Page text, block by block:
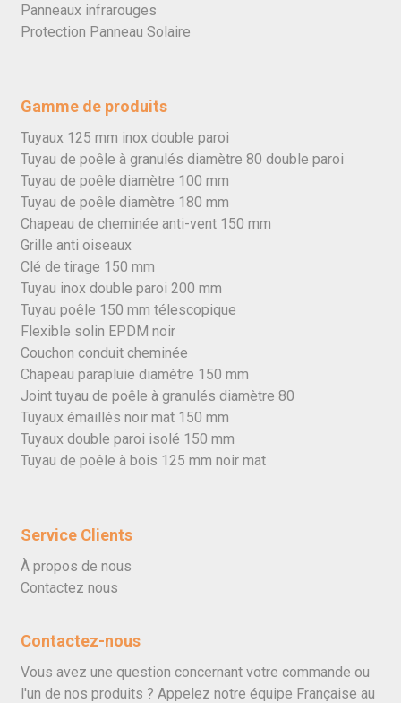
Panneaux infrarouges
Protection Panneau Solaire
Gamme de produits
Tuyaux 125 mm inox double paroi
Tuyau de poêle à granulés diamètre 80 double paroi
Tuyau de poêle diamètre 100 mm
Tuyau de poêle diamètre 180 mm
Chapeau de cheminée anti-vent 150 mm
Grille anti oiseaux
Clé de tirage 150 mm
Tuyau inox double paroi 200 mm
Tuyau poêle 150 mm télescopique
Flexible solin EPDM noir
Couchon conduit cheminée
Chapeau parapluie diamètre 150 mm
Joint tuyau de poêle à granulés diamètre 80
Tuyaux émaillés noir mat 150 mm
Tuyaux double paroi isolé 150 mm
Tuyau de poêle à bois 125 mm noir mat
Service Clients
À propos de nous
Contactez nous
Contactez-nous
Vous avez une question concernant votre commande ou
l'un de nos produits ? Appelez notre équipe Française au